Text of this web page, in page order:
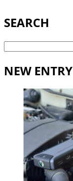
SEARCH
検
NEW ENTRY